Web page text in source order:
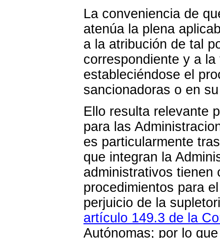
La conveniencia de
atenúa la plena
a la atribución de tal
correspondiente y a
estableciéndose el
sancionadoras o en
Ello resulta relevante
para las
es particularmente
que integran la
administrativos tienen
procedimientos para
perjuicio de la
artículo 149.3 de la
Autónomas; por lo